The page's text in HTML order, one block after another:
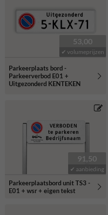
53,00
✔ volumeprijzen
Parkeerplaats bord -
Parkeerverbod E01 +
Uitgezonderd KENTEKEN
91,50
✔ aanbieding
Parkeerplaatsbord unit TS3 -
E01 + wsr + eigen tekst